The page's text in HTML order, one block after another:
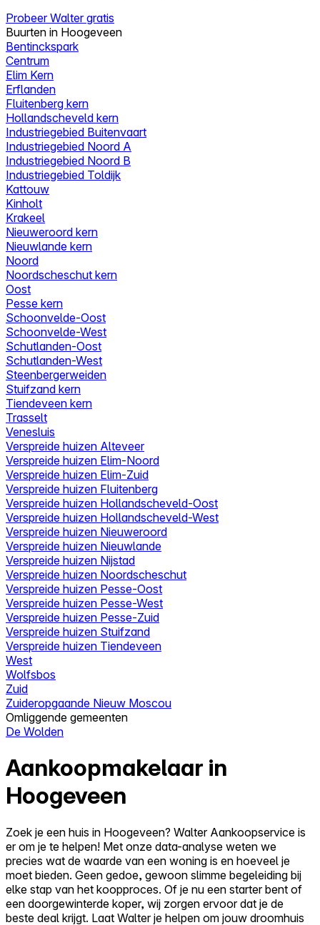
Probeer Walter gratis
Buurten in Hoogeveen
Bentinckspark
Centrum
Elim Kern
Erflanden
Fluitenberg kern
Hollandscheveld kern
Industriegebied Buitenvaart
Industriegebied Noord A
Industriegebied Noord B
Industriegebied Toldijk
Kattouw
Kinholt
Krakeel
Nieuweroord kern
Nieuwlande kern
Noord
Noordscheschut kern
Oost
Pesse kern
Schoonvelde-Oost
Schoonvelde-West
Schutlanden-Oost
Schutlanden-West
Steenbergerweiden
Stuifzand kern
Tiendeveen kern
Trasselt
Venesluis
Verspreide huizen Alteveer
Verspreide huizen Elim-Noord
Verspreide huizen Elim-Zuid
Verspreide huizen Fluitenberg
Verspreide huizen Hollandscheveld-Oost
Verspreide huizen Hollandscheveld-West
Verspreide huizen Nieuweroord
Verspreide huizen Nieuwlande
Verspreide huizen Nijstad
Verspreide huizen Noordscheschut
Verspreide huizen Pesse-Oost
Verspreide huizen Pesse-West
Verspreide huizen Pesse-Zuid
Verspreide huizen Stuifzand
Verspreide huizen Tiendeveen
West
Wolfsbos
Zuid
Zuideropgaande Nieuw Moscou
Omliggende gemeenten
De Wolden
Aankoopmakelaar in
Hoogeveen
Zoek je een huis in Hoogeveen? Walter Aankoopservice is
er om je te helpen! Met onze data-analyse weten we
precies wat de waarde van een woning is en hoeveel je
moet bieden. Geen gedoe, gewoon slimme begeleiding bij
elke stap van het koopproces. Of je nu een starter bent of
een doorgewinterde koper, wij zorgen ervoor dat je de
beste deal krijgt. Laat Walter je helpen om jouw droomhuis